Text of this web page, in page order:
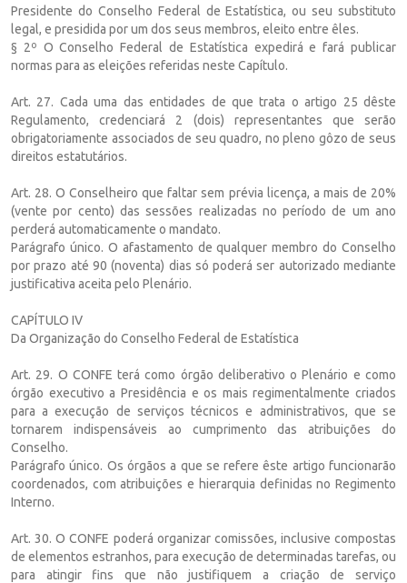
Presidente do Conselho Federal de Estatística, ou seu substituto
legal, e presidida por um dos seus membros, eleito entre êles.
§ 2º O Conselho Federal de Estatística expedirá e fará publicar
normas para as eleições referidas neste Capítulo.
Art. 27. Cada uma das entidades de que trata o artigo 25 dêste
Regulamento, credenciará 2 (dois) representantes que serão
obrigatoriamente associados de seu quadro, no pleno gôzo de seus
direitos estatutários.
Art. 28. O Conselheiro que faltar sem prévia licença, a mais de 20%
(vente por cento) das sessões realizadas no período de um ano
perderá automaticamente o mandato.
Parágrafo único. O afastamento de qualquer membro do Conselho
por prazo até 90 (noventa) dias só poderá ser autorizado mediante
justificativa aceita pelo Plenário.
CAPÍTULO IV
Da Organização do Conselho Federal de Estatística
Art. 29. O CONFE terá como órgão deliberativo o Plenário e como
órgão executivo a Presidência e os mais regimentalmente criados
para a execução de serviços técnicos e administrativos, que se
tornarem indispensáveis ao cumprimento das atribuições do
Conselho.
Parágrafo único. Os órgãos a que se refere êste artigo funcionarão
coordenados, com atribuições e hierarquia definidas no Regimento
Interno.
Art. 30. O CONFE poderá organizar comissões, inclusive compostas
de elementos estranhos, para execução de determinadas tarefas, ou
para atingir fins que não justifiquem a criação de serviço